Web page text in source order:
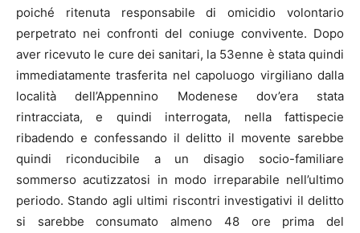
poiché ritenuta responsabile di omicidio volontario
perpetrato nei confronti del coniuge convivente. Dopo
aver ricevuto le cure dei sanitari, la 53enne è stata quindi
immediatamente trasferita nel capoluogo virgiliano dalla
località dell’Appennino Modenese dov’era stata
rintracciata, e quindi interrogata, nella fattispecie
ribadendo e confessando il delitto il movente sarebbe
quindi riconducibile a un disagio socio-familiare
sommerso acutizzatosi in modo irreparabile nell’ultimo
periodo. Stando agli ultimi riscontri investigativi il delitto
si sarebbe consumato almeno 48 ore prima del